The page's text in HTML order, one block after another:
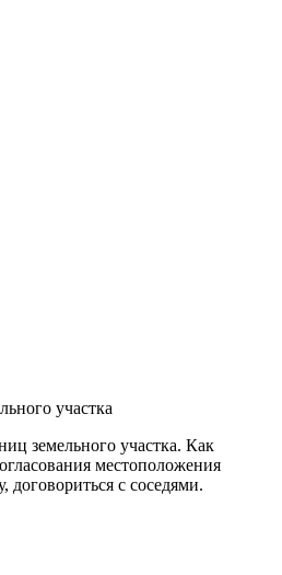
участка
земельного участка. Как
местоположения
договориться с соседями.